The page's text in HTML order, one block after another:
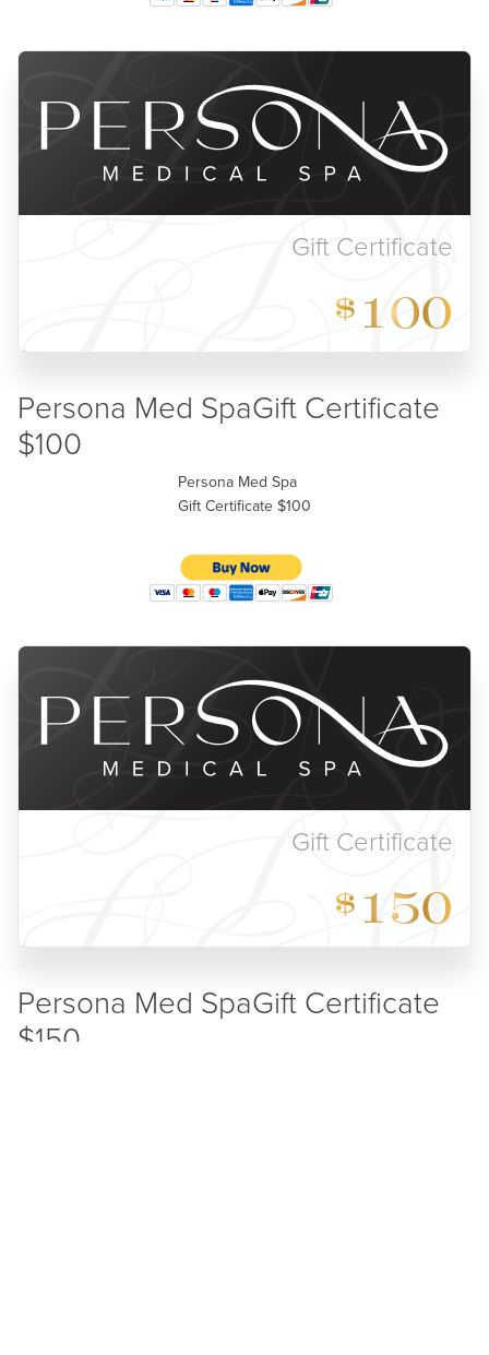
Gift Certificate
$ 100
Persona Med SpaGift Certificate
$100
Persona Med Spa
Gift Certificate $100
Gift Certificate
$ 150
Persona Med SpaGift Certificate
$150